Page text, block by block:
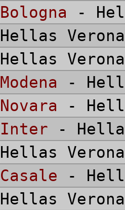
Bologna -
Hellas
Hellas
Modena -
Novara -
Inter -
Hellas
Casale -
Hellas